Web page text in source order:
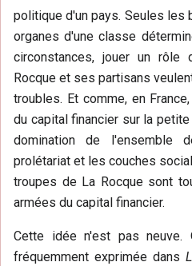
politique d'un pays. Seules les
organes d'une classe
circonstances, jouer un
Rocque et ses partisans
troubles. Et comme, en
du capital financier sur la
domination de l'ensemble
prolétariat et les couches
troupes de La Rocque sont
armées du capital financier.
Cette idée n'est pas neuve.
fréquemment exprimée dans